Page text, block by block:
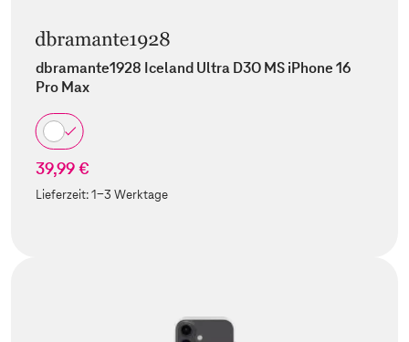
dbramante1928 Iceland Ultra D3O MS iPhone 16
Pro Max
39,99 €
Lieferzeit:1-3 Werktage